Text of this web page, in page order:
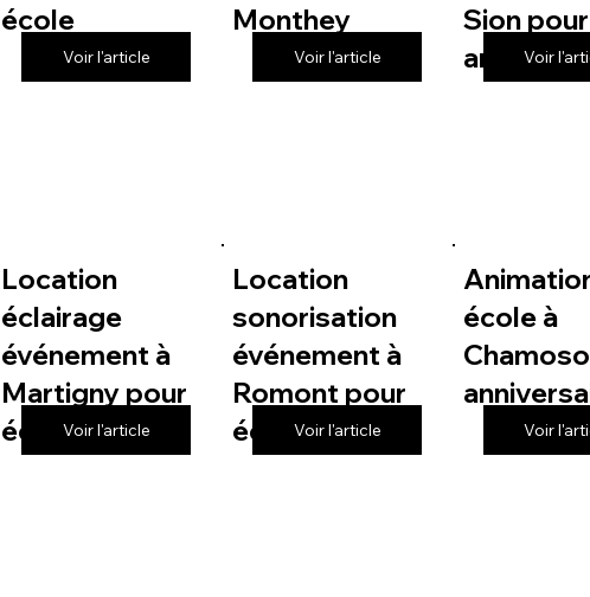
école
Voir l'article
Monthey
Voir l'article
Sion pour
Voir
Location
éclairage
événement à
Martigny pour
écoleVoir l'article
Location
sonorisation
événement à
Romont pour
écoleVoir l'article
école à
Voir